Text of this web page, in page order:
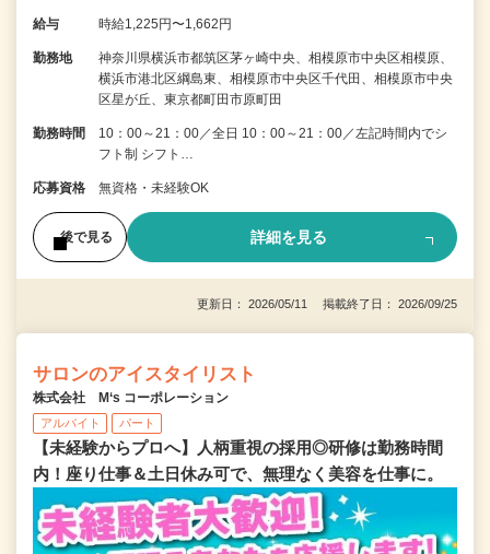
給与 時給1,225円〜1,662円
勤務地
神奈川県横浜市都筑区茅ヶ崎中央、相模原市中央区相模原、
横浜市港北区綱島東、相模原市中央区千代田、相模原市中央
区星が丘、東京都町田市原町田
勤務時間
10：00～21：00／全日 10：00～21：00／左記時間内でシ
フト制 シフト…
応募資格 無資格・未経験OK
後で見る 詳細を見る
更新日： 2026/05/11 掲載終了日： 2026/09/25
サロンのアイスタイリスト
株式会社 M‘s コーポレーション
アルバイト パート
【未経験からプロへ】人柄重視の採用◎研修は勤務時間
内！座り仕事＆土日休み可で、無理なく美容を仕事に。